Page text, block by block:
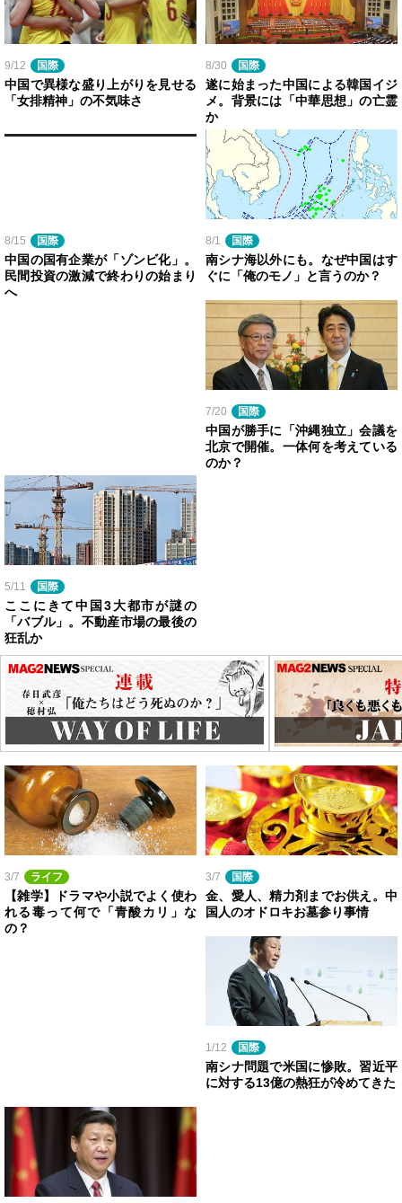
9/12 国際
中国で異様な盛り上がりを見せる
「女排精神」の不気味さ
8/30 国際
遂に始まった中国による韓国イジ
メ。背景には「中華思想」の亡霊
か
8/15 国際
中国の国有企業が「ゾンビ化」。
民間投資の激減で終わりの始まり
へ
8/1 国際
南シナ海以外にも。なぜ中国はす
ぐに「俺のモノ」と言うのか？
7/20 国際
中国が勝手に「沖縄独立」会議を
北京で開催。一体何を考えている
のか？
5/11 国際
ここにきて中国3大都市が謎の
「バブル」。不動産市場の最後の
狂乱か
3/7 ライフ
【雑学】ドラマや小説でよく使わ
れる毒って何で「青酸カリ」な
の？
3/7 国際
金、愛人、精力剤までお供え。中
国人のオドロキお墓参り事情
1/12 国際
南シナ問題で米国に惨敗。習近平
に対する13億の熱狂が冷めてきた